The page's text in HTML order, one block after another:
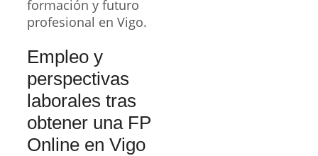
formación y futuro
profesional en Vigo.
Empleo y
perspectivas
laborales tras
obtener una FP
Online en Vigo